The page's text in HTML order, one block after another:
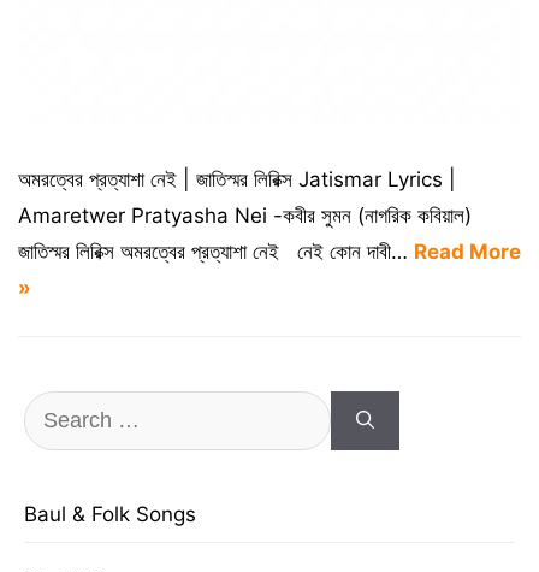
অমরত্বের প্রত্যাশা নেই | জাতিস্মর লিরিক্স Jatismar Lyrics |
Amaretwer Pratyasha Nei -কবীর সুমন (নাগরিক কবিয়াল)
জাতিস্মর লিরিক্স অমরত্বের প্রত্যাশা নেই নেই কোন দাবী… Read More
»
Search
for:
Baul & Folk Songs